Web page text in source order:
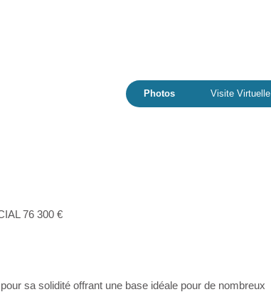
Photos Visite Virtuelle
76 300 €
sa solidité offrant une base idéale pour de nombreux